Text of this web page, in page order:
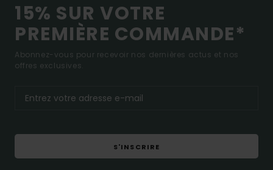
15% SUR VOTRE
PREMIÈRE COMMANDE*
Abonnez-vous pour recevoir nos dernières actus et nos
offres exclusives.
S'INSCRIRE